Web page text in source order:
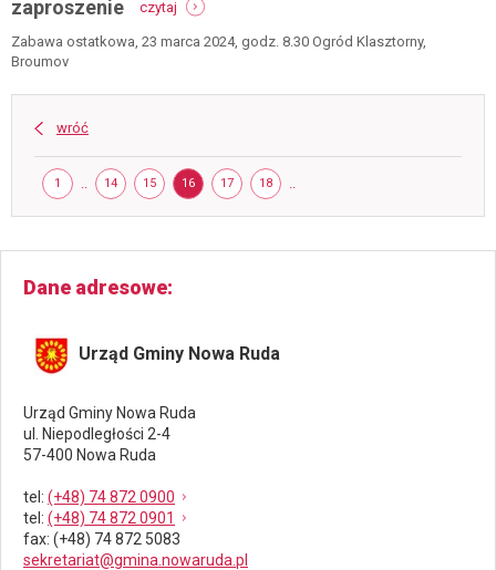
-
zaproszenie
zaproszenie czytaj
zabawa
ostatkowa
23
-
zaproszenie
Zabawa ostatkowa, 23 marca 2024, godz. 8.30 Ogród Klasztorny,
Broumov
wróć
StronaSTRONA
1 STRONA
14 STRONA
15 STRONA
16 STRONA
17 STRONA
18
Dane adresowe
Urząd Gminy Nowa Ruda
Urząd Gminy Nowa Ruda
ul. Niepodległości 2-4
57-400 Nowa Ruda
tel : (+48) 74 872 0900
tel : (+48) 74 872 0901
fax: (+48) 74 872 5083
sekretariat@gmina.nowaruda.pl